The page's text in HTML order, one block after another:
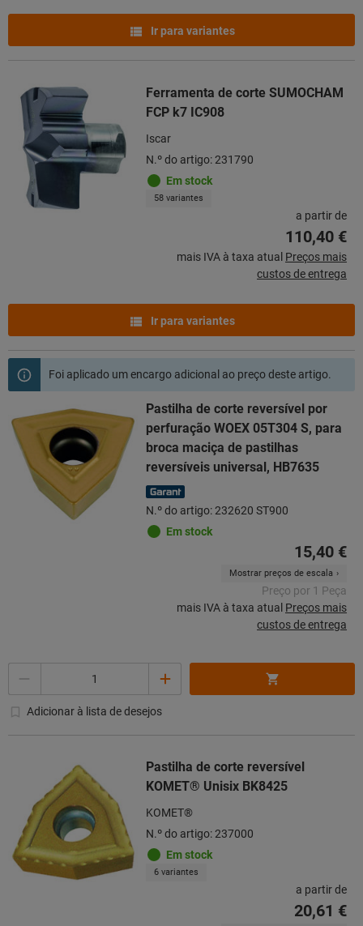
Ir para variantes
Ferramenta de corte SUMOCHAM
FCP k7 IC908
Iscar
N.º do artigo: 231790
Em stock
58 variantes
a partir de
110,40 €
mais IVA à taxa atual Preços mais
custos de entrega
Ir para variantes
Foi aplicado um encargo adicional ao preço deste artigo.
Pastilha de corte reversível por
perfuração WOEX 05T304 S, para
broca maciça de pastilhas
reversíveis universal, HB7635
N.º do artigo: 232620 ST900
Em stock
15,40 €
Mostrar preços de escala
Preço por 1 Peça
mais IVA à taxa atual Preços mais
custos de entrega
Adicionar à lista de desejos
Pastilha de corte reversível
KOMET® Unisix BK8425
KOMET®
N.º do artigo: 237000
Em stock
6 variantes
a partir de
20,61 €